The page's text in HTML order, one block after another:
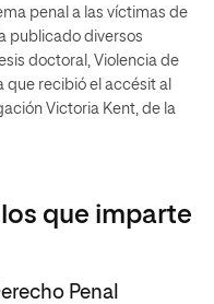
penal a las víctimas de
publicado diversos
doctoral, Violencia de
que recibió el accésit al
Victoria Kent, de la
que imparte
Penal